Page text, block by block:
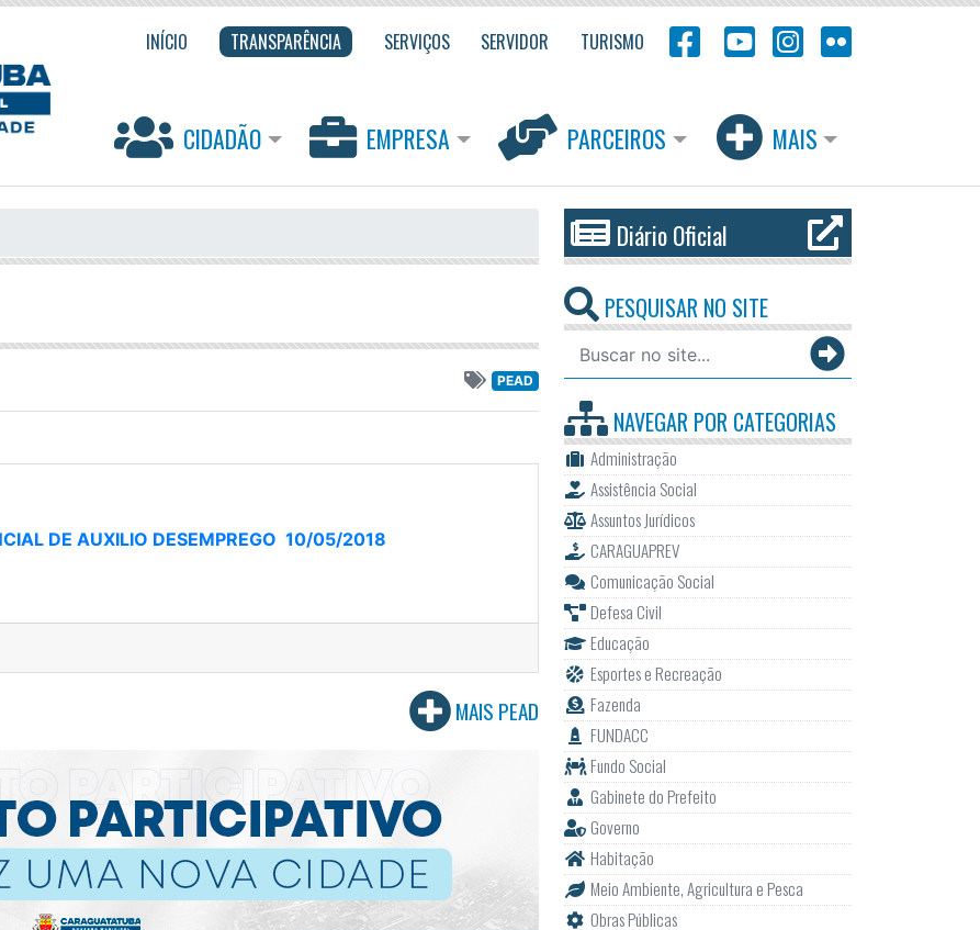
INÍCIO TRANSPARÊNCIA SERVIÇOS SERVIDOR TURISMO
CIDADÃO EMPRESA PARCEIROS MAIS
PEAD
DE AUXILIO DESEMPREGO 10/05/2018
MAIS PEAD
Diário Oficial
PESQUISAR NO SITE
NAVEGAR PORCATEGORIAS
Administração
Assistência Social
Assuntos Jurídicos
CARAGUAPREV
Comunicação Social
Defesa Civil
Educação
Esportes e Recreação
Fazenda
FUNDACC
Fundo Social
Gabinete do Prefeito
Governo
Habitação
Meio Ambiente, Agricultura e Pesca
Obras Públicas